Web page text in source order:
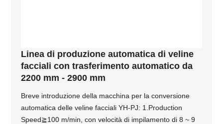
Linea di produzione automatica di veline
facciali con trasferimento automatico da
2200 mm - 2900 mm
Breve introduzione della macchina per la conversione
automatica delle veline facciali YH-PJ: 1.Production
Speed≧100 m/min, con velocità di impilamento di 8 ~ 9